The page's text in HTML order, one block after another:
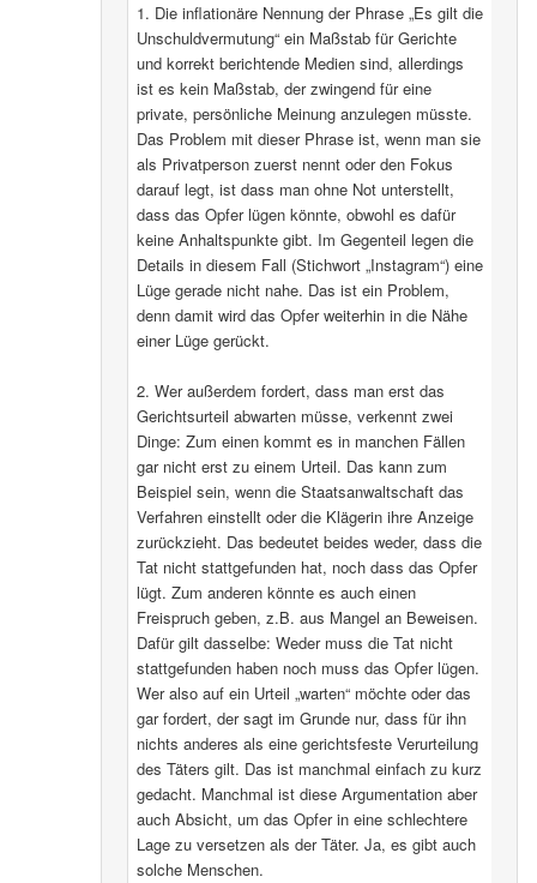
1. Die inflationäre Nennung der Phrase „Es gilt die
Unschuldvermutung“ ein Maßstab für Gerichte
und korrekt berichtende Medien sind, allerdings
ist es kein Maßstab, der zwingend für eine
private, persönliche Meinung anzulegen müsste.
Das Problem mit dieser Phrase ist, wenn man sie
als Privatperson zuerst nennt oder den Fokus
darauf legt, ist dass man ohne Not unterstellt,
dass das Opfer lügen könnte, obwohl es dafür
keine Anhaltspunkte gibt. Im Gegenteil legen die
Details in diesem Fall (Stichwort „Instagram“) eine
Lüge gerade nicht nahe. Das ist ein Problem,
denn damit wird das Opfer weiterhin in die Nähe
einer Lüge gerückt.
2. Wer außerdem fordert, dass man erst das
Gerichtsurteil abwarten müsse, verkennt zwei
Dinge: Zum einen kommt es in manchen Fällen
gar nicht erst zu einem Urteil. Das kann zum
Beispiel sein, wenn die Staatsanwaltschaft das
Verfahren einstellt oder die Klägerin ihre Anzeige
zurückzieht. Das bedeutet beides weder, dass die
Tat nicht stattgefunden hat, noch dass das Opfer
lügt. Zum anderen könnte es auch einen
Freispruch geben, z.B. aus Mangel an Beweisen.
Dafür gilt dasselbe: Weder muss die Tat nicht
stattgefunden haben noch muss das Opfer lügen.
Wer also auf ein Urteil „warten“ möchte oder das
gar fordert, der sagt im Grunde nur, dass für ihn
nichts anderes als eine gerichtsfeste Verurteilung
des Täters gilt. Das ist manchmal einfach zu kurz
gedacht. Manchmal ist diese Argumentation aber
auch Absicht, um das Opfer in eine schlechtere
Lage zu versetzen als der Täter. Ja, es gibt auch
solche Menschen.